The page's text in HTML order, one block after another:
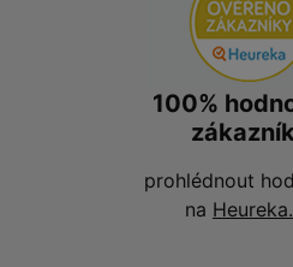
100%
prohlédnout
na